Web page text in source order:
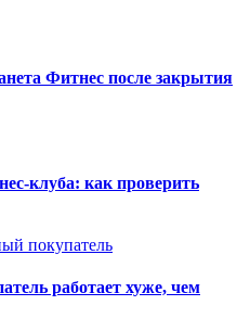
Фитнес после закрытия
клуба: как проверить
работает хуже, чем